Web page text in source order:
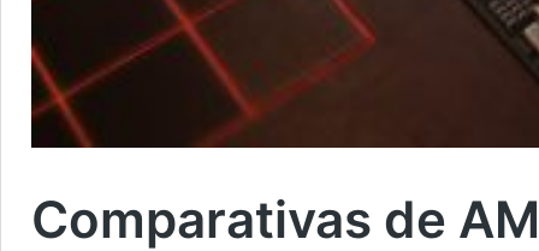
Comparativas de